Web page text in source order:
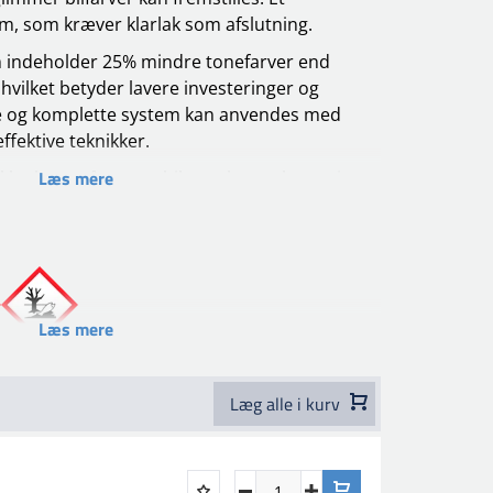
som kræver klarlak som afslutning.
indeholder 25% mindre tonefarver end
betyder lavere investeringer og
komplette system kan anvendes med
teknikker.
brug på personbiler, erhvervskøretøjer
kemikalier og glansbevarelse.
påføres på godt slibet/skrubbet og affedtet
og grundet plastik. Velslebet GRP,
i god stand. Husk afdækning af
Silicone Remover smør på og tør den af.
finere slibemiddel. Fjern alt slibeaffald
rengør med 1-951 Silicone Remover og aftør
Læs mere
Læs mere
Læg alle i kurv